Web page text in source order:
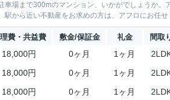
車場まで300mのマンション、いかがでしょうか
から近い不動産をお求めの方は、アフロにお任せ
費・共益費 敷金/保証金 礼金 間取
18,000円 0ヶ月 1ヶ月
18,000円 0ヶ月 1ヶ月
18,000円 0ヶ月 1ヶ月